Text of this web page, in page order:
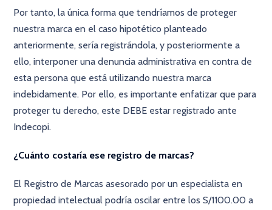
Por tanto, la única forma que tendríamos de proteger
nuestra marca en el caso hipotético planteado
anteriormente, sería registrándola, y posteriormente a
ello, interponer una denuncia administrativa en contra de
esta persona que está utilizando nuestra marca
indebidamente. Por ello, es importante enfatizar que para
proteger tu derecho, este DEBE estar registrado ante
Indecopi.
¿Cuánto costaría ese registro de marcas?
El Registro de Marcas asesorado por un especialista en
propiedad intelectual podría oscilar entre los S/1100.00 a